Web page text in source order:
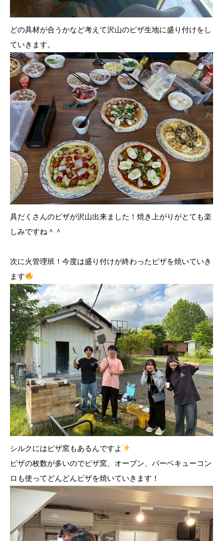
どの具材が合うかなど考えて沢山のピザ生地に盛り付けをし
ていきます。
具だくさんのピザが沢山出来ました！焼き上がりがとても楽
しみですね＾＾
次に火管理班！今度は盛り付けが終わったピザを焼いていき
ます
シルクにはピザ窯もあるんですよ
ピザの枚数が多いのでピザ窯、オーブン、バーベキューコン
ロも使ってどんどんピザを焼いていきます！